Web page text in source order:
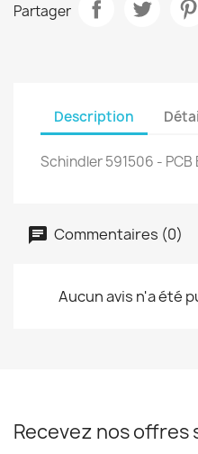
Partager
Description
Schindler 591506 - PCB
Commentaires (0)
Aucun avis n'a été
Recevez nos offres